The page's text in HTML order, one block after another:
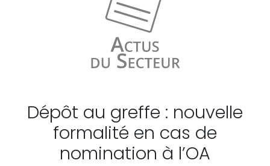
Dépôt au greffe : nouvelle
formalité en cas de
nomination à l’OA